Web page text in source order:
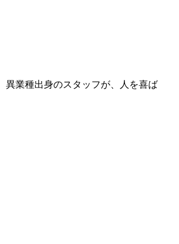
異業種出身のスタッフが、人を喜ば